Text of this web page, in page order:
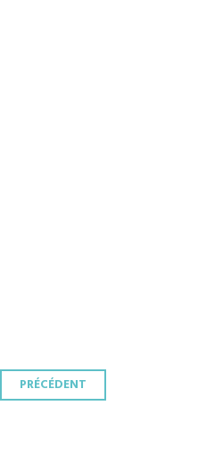
Navigation
PRÉCÉDENT